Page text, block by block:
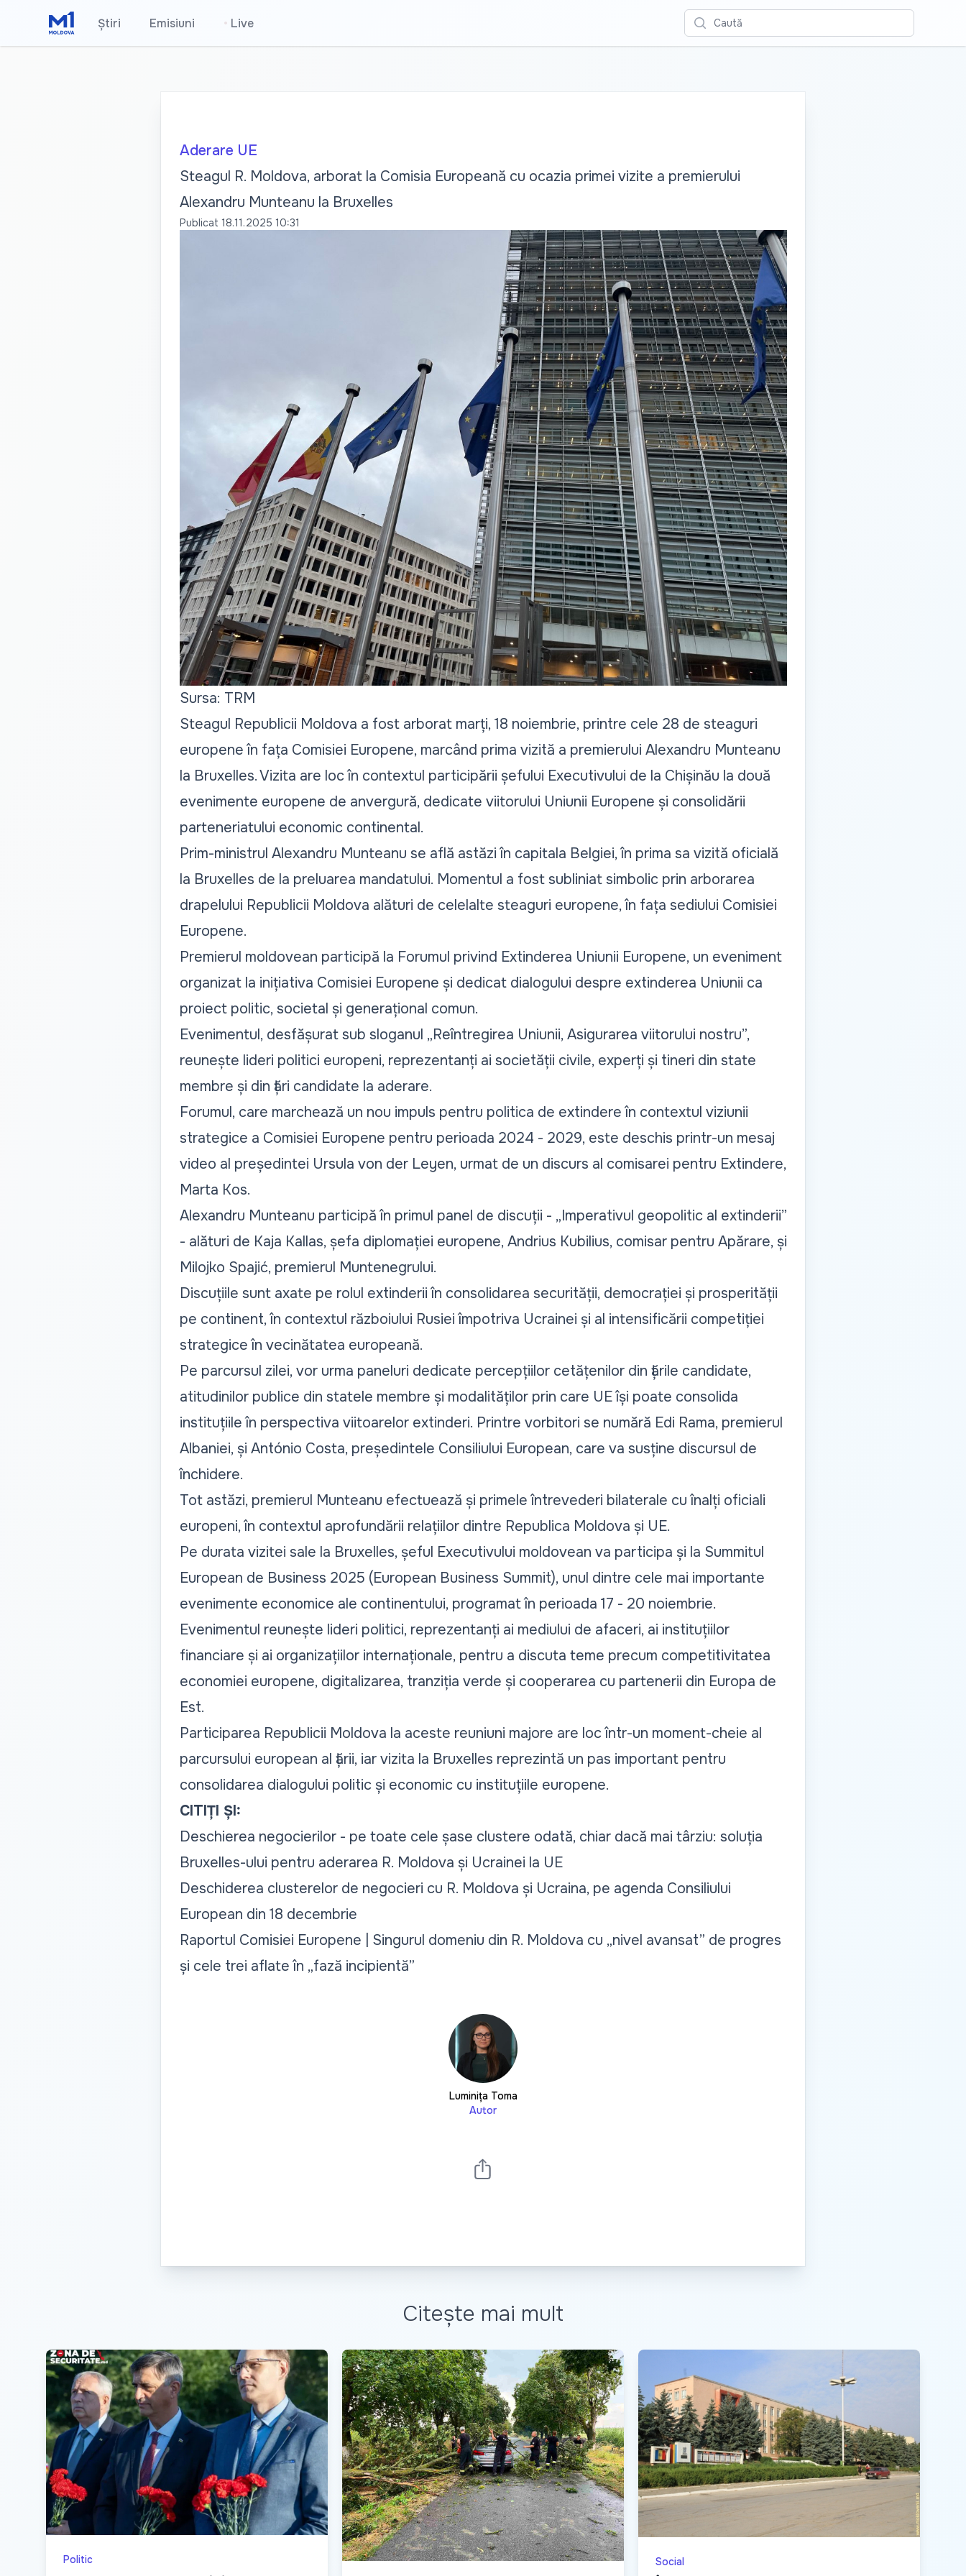
Știri Emisiuni • Live Caută
Aderare UE
Steagul R. Moldova, arborat la Comisia Europeană cu ocazia primei vizite a premierului
Alexandru Munteanu la Bruxelles
Publicat 18.11.2025 10:31
Sursa: TRM
Steagul Republicii Moldova a fost arborat marți, 18 noiembrie, printre cele 28 de steaguri
europene în fața Comisiei Europene, marcând prima vizită a premierului Alexandru Munteanu
la Bruxelles. Vizita are loc în contextul participării șefului Executivului de la Chișinău la două
evenimente europene de anvergură, dedicate viitorului Uniunii Europene și consolidării
parteneriatului economic continental.
Prim-ministrul Alexandru Munteanu se află astăzi în capitala Belgiei, în prima sa vizită oficială
la Bruxelles de la preluarea mandatului. Momentul a fost subliniat simbolic prin arborarea
drapelului Republicii Moldova alături de celelalte steaguri europene, în fața sediului Comisiei
Europene.
Premierul moldovean participă la Forumul privind Extinderea Uniunii Europene, un eveniment
organizat la inițiativa Comisiei Europene și dedicat dialogului despre extinderea Uniunii ca
proiect politic, societal și generațional comun.
Evenimentul, desfășurat sub sloganul „Reîntregirea Uniunii, Asigurarea viitorului nostru”,
reunește lideri politici europeni, reprezentanți ai societății civile, experți și tineri din state
membre și din țări candidate la aderare.
Forumul, care marchează un nou impuls pentru politica de extindere în contextul viziunii
strategice a Comisiei Europene pentru perioada 2024 - 2029, este deschis printr-un mesaj
video al președintei Ursula von der Leyen, urmat de un discurs al comisarei pentru Extindere,
Marta Kos.
Alexandru Munteanu participă în primul panel de discuții - „Imperativul geopolitic al extinderii”
- alături de Kaja Kallas, șefa diplomației europene, Andrius Kubilius, comisar pentru Apărare, și
Milojko Spajić, premierul Muntenegrului.
Discuțiile sunt axate pe rolul extinderii în consolidarea securității, democrației și prosperității
pe continent, în contextul războiului Rusiei împotriva Ucrainei și al intensificării competiției
strategice în vecinătatea europeană.
Pe parcursul zilei, vor urma paneluri dedicate percepțiilor cetățenilor din țările candidate,
atitudinilor publice din statele membre și modalităților prin care UE își poate consolida
instituțiile în perspectiva viitoarelor extinderi. Printre vorbitori se numără Edi Rama, premierul
Albaniei, și António Costa, președintele Consiliului European, care va susține discursul de
închidere.
Tot astăzi, premierul Munteanu efectuează și primele întrevederi bilaterale cu înalți oficiali
europeni, în contextul aprofundării relațiilor dintre Republica Moldova și UE.
Pe durata vizitei sale la Bruxelles, șeful Executivului moldovean va participa și la Summitul
European de Business 2025 (European Business Summit), unul dintre cele mai importante
evenimente economice ale continentului, programat în perioada 17 - 20 noiembrie.
Evenimentul reunește lideri politici, reprezentanți ai mediului de afaceri, ai instituțiilor
financiare și ai organizațiilor internaționale, pentru a discuta teme precum competitivitatea
economiei europene, digitalizarea, tranziția verde și cooperarea cu partenerii din Europa de
Est.
Participarea Republicii Moldova la aceste reuniuni majore are loc într-un moment-cheie al
parcursului european al țării, iar vizita la Bruxelles reprezintă un pas important pentru
consolidarea dialogului politic și economic cu instituțiile europene.
CITIȚI ȘI:
Deschierea negocierilor - pe toate cele șase clustere odată, chiar dacă mai târziu: soluția
Bruxelles-ului pentru aderarea R. Moldova și Ucrainei la UE
Deschiderea clusterelor de negocieri cu R. Moldova și Ucraina, pe agenda Consiliului
European din 18 decembrie
Raportul Comisiei Europene | Singurul domeniu din R. Moldova cu „nivel avansat” de progres
și cele trei aflate în „fază incipientă”
Luminița Toma
Autor
Citește mai mult
Politic Social